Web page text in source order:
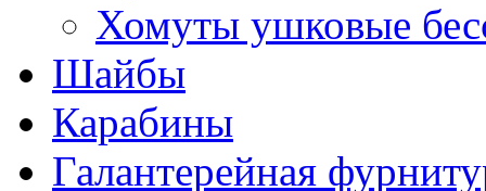
Хомуты ушковые
Шайбы
Карабины
Галантерейная